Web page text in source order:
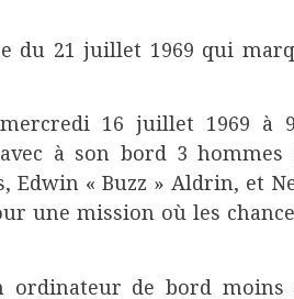
du 21 juillet 1969 qui
mercredi 16 juillet 1969 à
à son bord 3
Edwin « Buzz » Aldrin, et
une mission où les
ordinateur de bord